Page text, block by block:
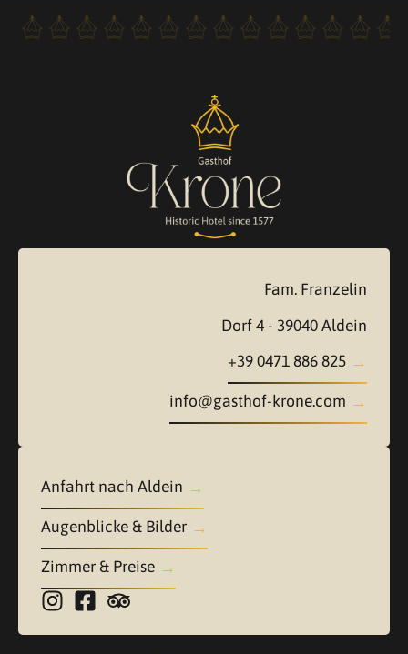
Fam. Franzelin
Dorf 4 - 39040 Aldein
+39 0471 886 825
info@gasthof-krone.com
Anfahrt nach Aldein
Augenblicke & Bilder
Zimmer & Preise